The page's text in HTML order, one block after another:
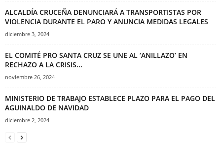
ALCALDÍA CRUCEÑA DENUNCIARÁ A TRANSPORTISTAS POR
VIOLENCIA DURANTE EL PARO Y ANUNCIA MEDIDAS LEGALES
diciembre 3, 2024
EL COMITÉ PRO SANTA CRUZ SE UNE AL ‘ANILLAZO’ EN
RECHAZO A LA CRISIS...
noviembre 26, 2024
MINISTERIO DE TRABAJO ESTABLECE PLAZO PARA EL PAGO DEL
AGUINALDO DE NAVIDAD
diciembre 2, 2024